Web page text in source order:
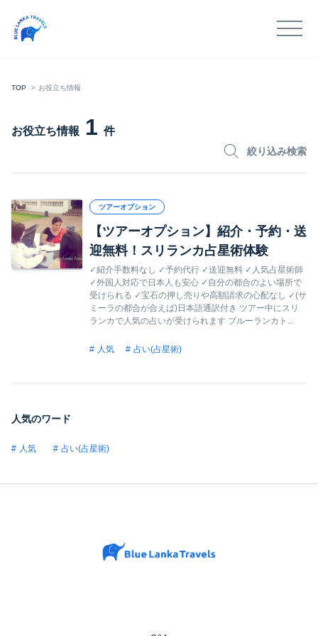
TOP お役立ち情報
お役立ち情報 1 件
絞り込み検索
ツアーオプション
【ツアーオプション】紹介・予約・送
迎無料！スリランカ占星術体験
✓紹介手数料なし ✓予約代行 ✓送迎無料 ✓人気占星術師
✓外国人対応で日本人も安心 ✓自分の都合のよい場所で
受けられる ✓宝石の押し売りや高額請求の心配なし ✓(サ
ミーラの都合が合えば)日本語通訳付き ツアー中にスリ
ランカで人気の占いが受けられます ブルーランカト...
人気 占い(占星術)
人気のワード
人気 占い(占星術)